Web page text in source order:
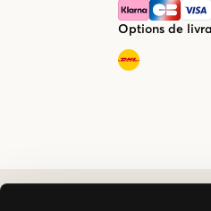
Options de